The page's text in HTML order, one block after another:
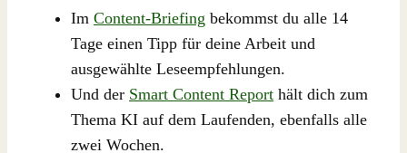
Im Content-Briefing bekommst du alle 14
Tage einen Tipp für deine Arbeit und
ausgewählte Leseempfehlungen.
Und der Smart Content Report hält dich zum
Thema KI auf dem Laufenden, ebenfalls alle
zwei Wochen.